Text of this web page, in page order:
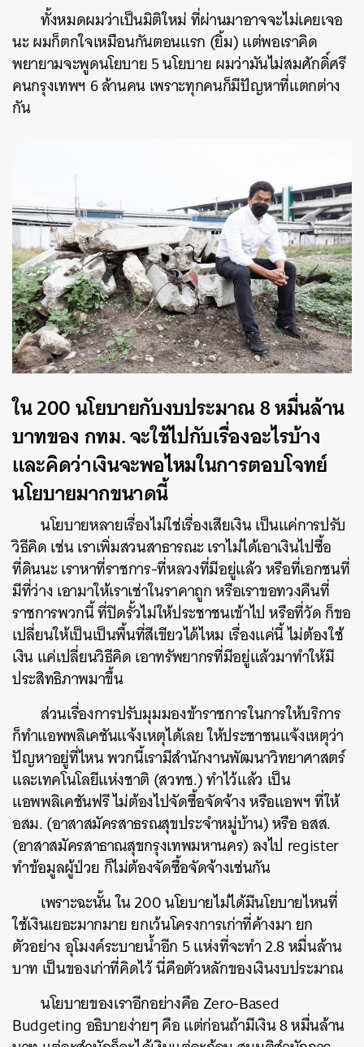
ทั้งหมดผมว่าเป็นมิติใหม่ที่ผ่านมาอาจจะไม่เคยเจอ
นะผมก็ตกใจเหมือนกันตอนแรก (ยิ้ม)แต่พอเราคิด
พยายามจะพูดนโยบาย5นโยบายผมว่ามันไม่สมศักดิ์ศรี
คนกรุงเทพฯ 6ล้านคนเพราะทุกคนก็มีปัญหาที่แตกต่าง
กัน
ใน200นโยบายกับงบประมาณ8หมื่นล้าน
บาทของ กทม.จะใช้ไปกับเรื่องอะไรบ้าง
และคิดว่าเงินจะพอไหมในการตอบโจทย์
นโยบายมากขนาดนี้
นโยบายหลายเรื่องไม่ใช่เรื่องเสียเงินเป็นแค่การปรับ
วิธีคิดเช่นเราเพิ่มสวนสาธารณะเราไม่ได้เอาเงินไปซื้อ
ที่ดินนะเราหาที่ราชการ-ที่หลวงที่มีอยู่แล้วหรือที่เอกชนที่
มีที่ว่างเอามาให้เราเช่าในราคาถูกหรือเราขอทวงคืนที่
ราชการพวกนี้ที่ปิดรั้วไม่ให้ประชาชนเข้าไปหรือที่วัดก็ขอ
เปลี่ยนให้เป็นเป็นพื้นที่สีเขียวได้ไหม เรื่องแค่นี้ไม่ต้องใช้
เงินแค่เปลี่ยนวิธีคิดเอาทรัพยากรที่มีอยู่แล้วมาทำให้มี
ประสิทธิภาพมาขึ้น
ส่วนเรื่องการปรับมุมมองข้าราชการในการให้บริการ
ก็ทำแอพพลิเคชันแจ้งเหตุได้เลยให้ประชาชนแจ้งเหตุว่า
ปัญหาอยู่ที่ไหนพวกนี้เรามีสำนักงานพัฒนาวิทยาศาสตร์
และเทคโนโลยีแห่งชาติ (สวทช.)ทำไว้แล้ว เป็น
แอพพลิเคชันฟรีไม่ต้องไปจัดซื้อจัดจ้างหรือแอพฯ ที่ให้
อสม. (อาสาสมัครสาธรณสุขประจำหมู่บ้าน)หรืออสส.
(อาสาสมัครสาธาณสุขกรุงเทพมหานคร)ลงไป register
ทำข้อมูลผู้ป่วยก็ไม่ต้องจัดซื้อจัดจ้างเช่นกัน
เพราะฉะนั้นใน200นโยบายไม่ได้มีนโยบายไหนที่
ใช้เงินเยอะมากมายยกเว้นโครงการเก่าที่ค้างมายก
ตัวอย่างอุโมงค์ระบายน้ำอีก 5แห่งที่จะทำ2.8หมื่นล้าน
บาท เป็นของเก่าที่คิดไว้นี่คือตัวหลักของเงินงบประมาณ
นโยบายของเราอีกอย่างคือZero-Based
Budgeting อธิบายง่ายๆคือแต่ก่อนถ้ามีเงิน8หมื่นล้าน